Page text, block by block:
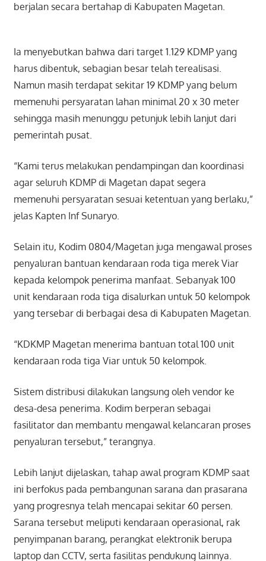
berjalan secara bertahap di Kabupaten Magetan.
Ia menyebutkan bahwa dari target 1.129 KDMP yang
harus dibentuk, sebagian besar telah terealisasi.
Namun masih terdapat sekitar 19 KDMP yang belum
memenuhi persyaratan lahan minimal 20 x 30 meter
sehingga masih menunggu petunjuk lebih lanjut dari
pemerintah pusat.
“Kami terus melakukan pendampingan dan koordinasi
agar seluruh KDMP di Magetan dapat segera
memenuhi persyaratan sesuai ketentuan yang berlaku,”
jelas Kapten Inf Sunaryo.
Selain itu, Kodim 0804/Magetan juga mengawal proses
penyaluran bantuan kendaraan roda tiga merek Viar
kepada kelompok penerima manfaat. Sebanyak 100
unit kendaraan roda tiga disalurkan untuk 50 kelompok
yang tersebar di berbagai desa di Kabupaten Magetan.
“KDKMP Magetan menerima bantuan total 100 unit
kendaraan roda tiga Viar untuk 50 kelompok.
Sistem distribusi dilakukan langsung oleh vendor ke
desa-desa penerima. Kodim berperan sebagai
fasilitator dan membantu mengawal kelancaran proses
penyaluran tersebut,” terangnya.
Lebih lanjut dijelaskan, tahap awal program KDMP saat
ini berfokus pada pembangunan sarana dan prasarana
yang progresnya telah mencapai sekitar 60 persen.
Sarana tersebut meliputi kendaraan operasional, rak
penyimpanan barang, perangkat elektronik berupa
laptop dan CCTV, serta fasilitas pendukung lainnya.